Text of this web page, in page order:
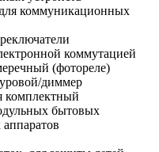
коммуникационных
коммутацией
(фотореле)
диммер
комплектный
бытовых